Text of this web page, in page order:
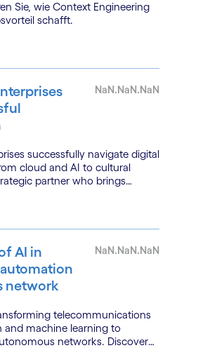
Sie, wie Context Engineering
schafft.
NaN.NaN.NaN
successfully navigate digital
cloud and AI to cultural
partner who brings
AI in
network
NaN.NaN.NaN
telecommunications
machine learning to
networks. Discover